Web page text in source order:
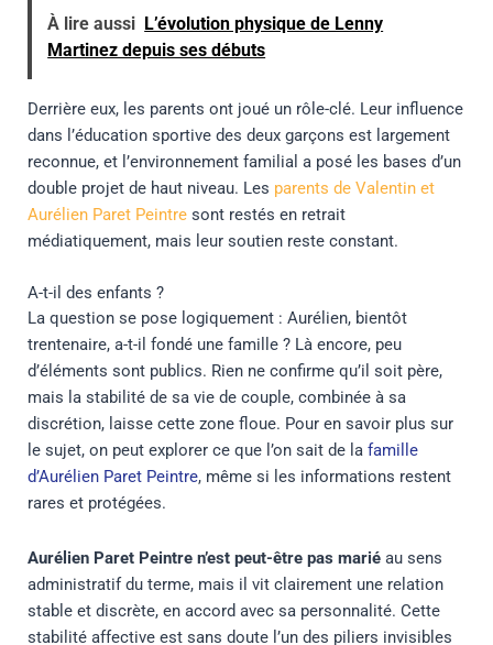
À lire aussi L’évolution physique de Lenny
Martinez depuis ses débuts
Derrière eux, les parents ont joué un rôle-clé. Leur influence
dans l’éducation sportive des deux garçons est largement
reconnue, et l’environnement familial a posé les bases d’un
double projet de haut niveau. Les parents de Valentin et
Aurélien Paret Peintresont restés en retrait
médiatiquement, mais leur soutien reste constant.
A-t-il des enfants ?
La question se pose logiquement : Aurélien, bientôt
trentenaire, a-t-il fondé une famille ? Là encore, peu
d’éléments sont publics. Rien ne confirme qu’il soit père,
mais la stabilité de sa vie de couple, combinée à sa
discrétion, laisse cette zone floue. Pour en savoir plus sur
le sujet, on peut explorer ce que l’on sait de la famille
d’Aurélien Paret Peintre, même si les informations restent
rares et protégées.
Aurélien Paret Peintre n’est peut-être pas mariéau sens
administratif du terme, mais il vit clairement une relation
stable et discrète, en accord avec sa personnalité. Cette
stabilité affective est sans doute l’un des piliers invisibles